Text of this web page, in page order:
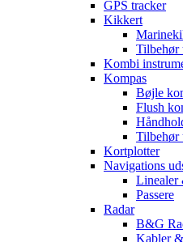
GPS tracker
Kikkert
Kombi
Kompas
Bøjle
Flush
Tilbehør
Kortplotter
Navigations
Linealer
Passere
Radar
B&G
Kabler